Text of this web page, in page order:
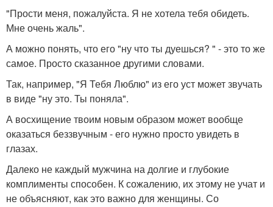
"Прости меня, пожалуйста. Я не хотела тебя обидеть.
Мне очень жаль".
А можно понять, что его "ну что ты дуешься? " - это то же
самое. Просто сказанное другими словами.
Так, например, "Я Тебя Люблю" из его уст может звучать
в виде "ну это. Ты поняла".
А восхищение твоим новым образом может вообще
оказаться беззвучным - его нужно просто увидеть в
глазах.
Далеко не каждый мужчина на долгие и глубокие
комплименты способен. К сожалению, их этому не учат и
не объясняют, как это важно для женщины. Со